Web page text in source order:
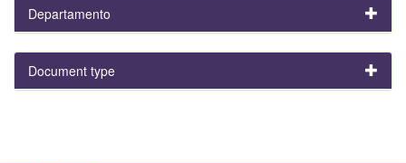
Departamento
Document type